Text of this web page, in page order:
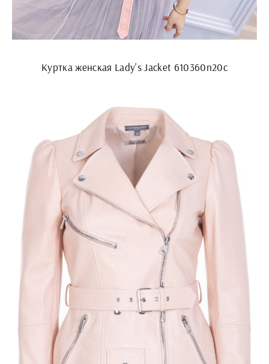
Куртка женская Lady's Jacket 610360n20c